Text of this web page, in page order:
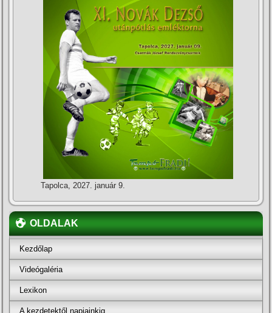
Tapolca, 2027. január 9.
OLDALAK
Kezdőlap
Videógaléria
Lexikon
A kezdetektől napjainkig